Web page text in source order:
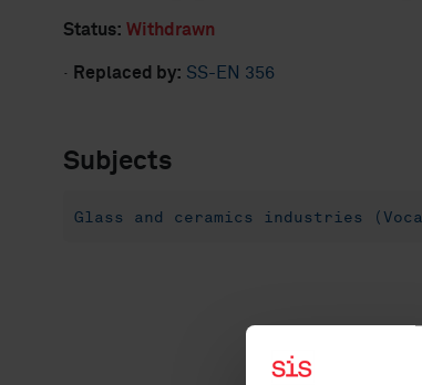
Status: Withdrawn
· Replaced by: SS-EN 356
Subjects
Glass and ceramics industries